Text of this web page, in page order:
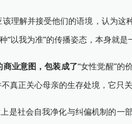
解并接受他们的语境，认为这
“以我为准”的传播姿态，本身就是
商业意图，包装成了“女性觉醒”的
真正关心母亲的生存处境，它只
社会自我净化与纠偏机制的一